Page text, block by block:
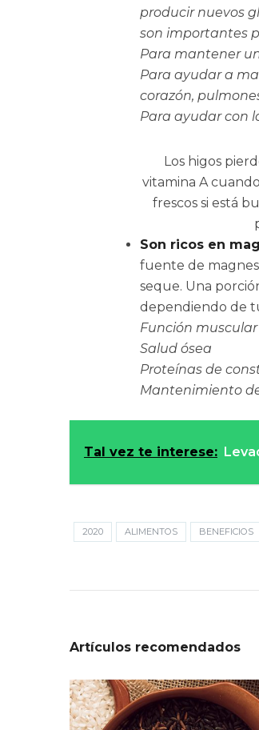
producir nuevos
son importantes
Para mantener
Para ayudar a
corazón,
Para ayudar con
Los higos
vitamina A
frescos si está
Son ricos en
fuente de
seque. Una
dependiendo de
Función
Salud ósea
Proteínas de
Mantenimiento
Tal vez te interese:
2020 ALIMENTOS BENEFICIOS
Artículos recomendados